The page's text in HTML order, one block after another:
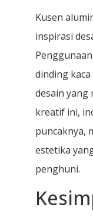
Kusen
inspirasi
dinding
desain yang
kreatif ini,
puncaknya,
estetika
penghuni.